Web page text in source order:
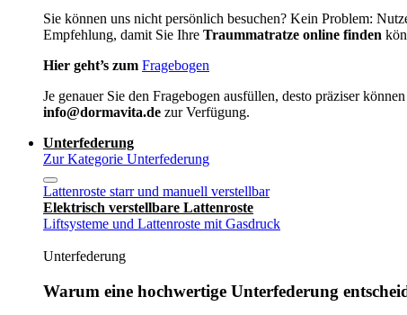
Sie können uns nicht persönlich besuchen? Kein Problem:
Empfehlung, damit Sie Ihre Traummatratze online finden
Hier geht’s zum Fragebogen
Je genauer Sie den Fragebogen ausfüllen, desto präziser
info@dormavita.de zur Verfügung.
Unterfederung
Zur Kategorie Unterfederung
Lattenroste starr und manuell verstellbar
Elektrisch verstellbare Lattenroste
Liftsysteme und Lattenroste mit Gasdruck
Unterfederung
Warum eine hochwertige Unterfederung